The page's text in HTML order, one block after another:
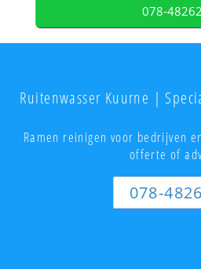
078-
Ruitenwasser Kuurne |
Ramen reinigen voor bedrijven
offerte of
078-